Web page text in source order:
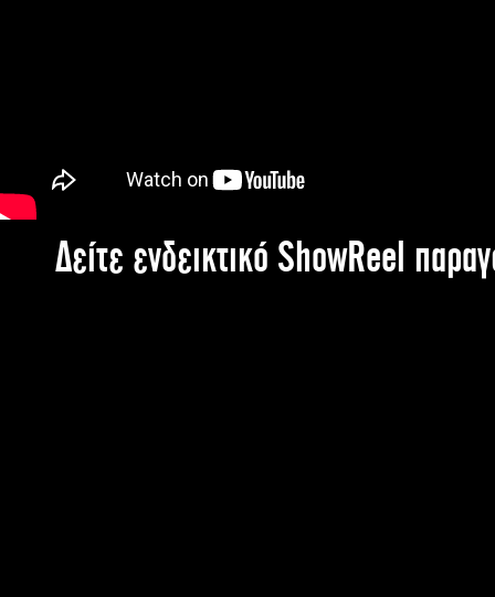
Δείτε ενδεικτικό ShowReel